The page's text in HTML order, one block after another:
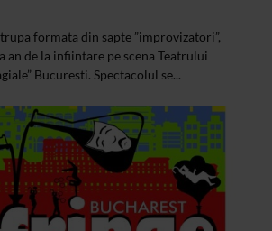
formata din sapte ”improvizatori”,
an de la infiintare pe scena Teatrului
Bucuresti. Spectacolul se...